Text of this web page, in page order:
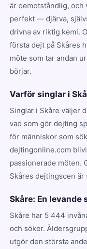
är oemotståndlig, och
perfekt — djärva,
drivna av riktig kemi.
första dejt på Skåres
möte som tar andan
börjar.
Varför singlar i
Singlar i Skåre väljer
vad som gör dejting
för människor som
dejtingonline.com
passionerade möten.
Skåres dejtingscen
Skåre: En
Skåre har 5 444
och söker.
utgör den största